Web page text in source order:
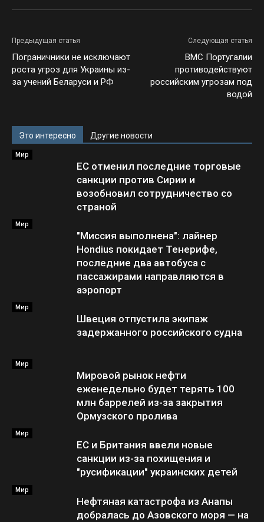
Предыдущая статья
Пограничники не исключают
роста угроз для Украины из-
за учений Беларуси и РФ
Следующая статья
ВМС Португалии
противодействуют
российским угрозам под
водой
Это интересно Другие новости
Мир
ЕС отменил последние торговые
санкции против Сирии и
возобновил сотрудничество со
страной
Мир
"Миссия выполнена": лайнер
Hondius покидает Тенерифе,
последние два автобуса с
пассажирами направляются в
аэропорт
Мир
Швеция отпустила экипаж
задержанного российского судна
Мир
Мировой рынок нефти
еженедельно будет терять 100
млн баррелей из-за закрытия
Ормузского пролива
Мир
ЕС и Британия ввели новые
санкции из-за похищения и
"русификации" украинских детей
Мир
Нефтяная катастрофа из Анапы
добралась до Азовского моря — на